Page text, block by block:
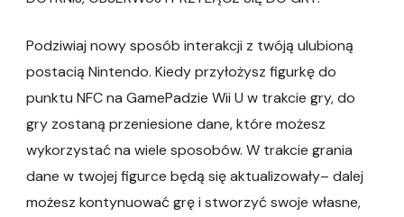
Podziwiaj nowy sposób interakcji z twóją ulubioną
postacią Nintendo. Kiedy przyłożysz figurkę do
punktu NFC na GamePadzie Wii U w trakcie gry, do
gry zostaną przeniesione dane, które możesz
wykorzystać na wiele sposobów. W trakcie grania
dane w twojej figurce będą się aktualizowały– dalej
możesz kontynuować grę i stworzyć swoje własne,